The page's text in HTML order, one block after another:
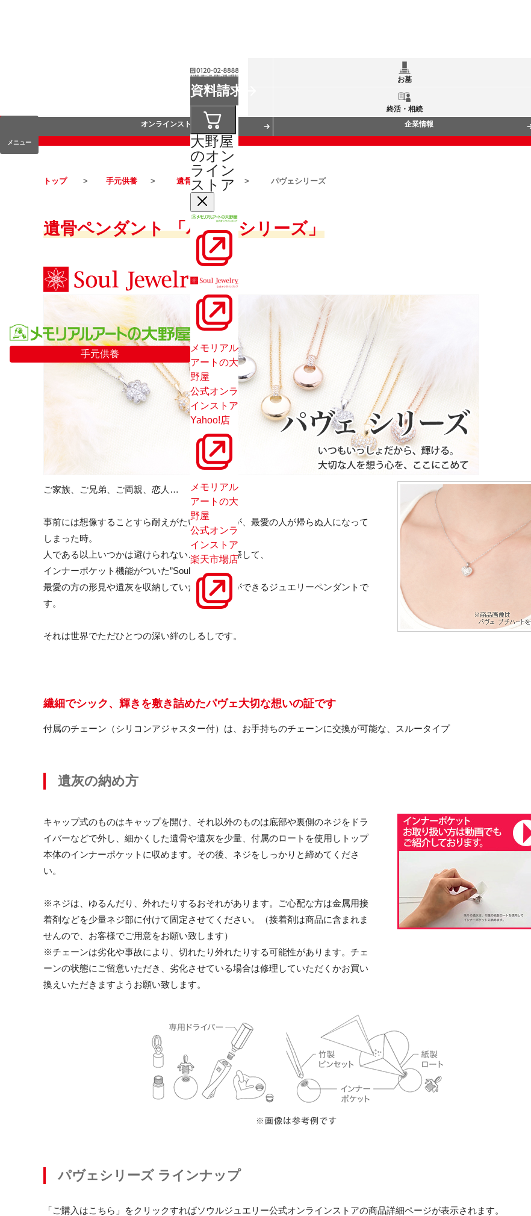
手元供養
資料請求
大野屋
のオン
ライン
ストア
メモリアル
アートの大
野屋
公式オンラ
インストア
Yahoo!店
メモリアル
アートの大
野屋
公式オンラ
インストア
楽天市場店
メニュー
お墓
終活・相続
オンラインストア
企業情報
トップ 手元供養 遺骨ペンダント パヴェシリーズ
遺骨ペンダント 「パヴェシリーズ」
ご家族、ご兄弟、ご両親、恋人…
事前には想像することすら耐えがたいことですが、最愛の人が帰らぬ人になって
しまった時。
人である以上いつかは避けられないこの別れに際して、
インナーポケット機能がついた”Soul Jewelry”は、
最愛の方の形見や遺灰を収納していただくことができるジュエリーペンダントで
す。
それは世界でただひとつの深い絆のしるしです。
繊細でシック、輝きを敷き詰めたパヴェ大切な想いの証です
付属のチェーン（シリコンアジャスター付）は、お手持ちのチェーンに交換が可能な、スルータイプ
遺灰の納め方
キャップ式のものはキャップを開け、それ以外のものは底部や裏側のネジをドラ
イバーなどで外し、細かくした遺骨や遺灰を少量、付属のロートを使用しトップ
本体のインナーポケットに収めます。その後、ネジをしっかりと締めてくださ
い。
※ネジは、ゆるんだり、外れたりするおそれがあります。ご心配な方は金属用接
着剤などを少量ネジ部に付けて固定させてください。（接着剤は商品に含まれま
せんので、お客様でご用意をお願い致します）
※チェーンは劣化や事故により、切れたり外れたりする可能性があります。チェ
ーンの状態にご留意いただき、劣化させている場合は修理していただくかお買い
換えいただきますようお願い致します。
パヴェシリーズ ラインナップ
「ご購入はこちら」をクリックすればソウルジュエリー公式オンラインストアの商品詳細ページが表示されます。